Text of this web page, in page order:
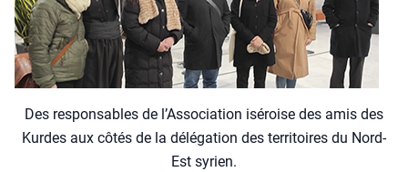
Des res­pon­sables de l’As­so­cia­tion isé­roise des amis des
Kurdes aux côtés de la délé­ga­tion des ter­ri­toires du Nord-
Est syrien.